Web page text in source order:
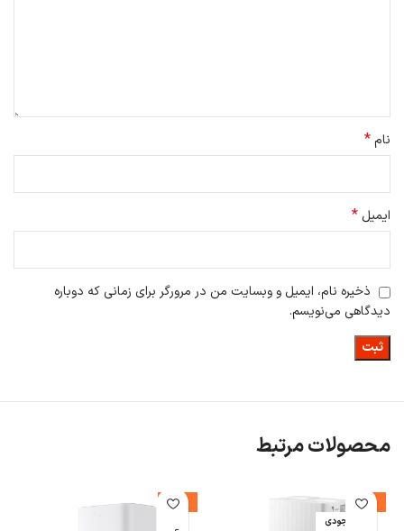
نام*
ایمیل *
ذخیره نام، ایمیل و وبسایت من در مرورگر برای زمانی که دوباره
دیدگاهی می‌نویسم.
محصولات مرتبط
-7%
اتمام موجودی
-14%